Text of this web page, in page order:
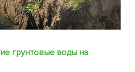
грунтовые воды на